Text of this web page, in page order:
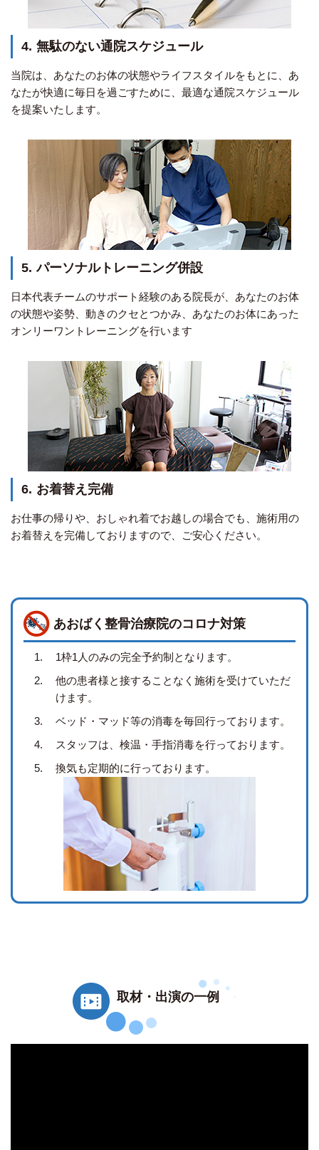
4. 無駄のない通院スケジュール
当院は、あなたのお体の状態やライフスタイルをもとに、あ
なたが快適に毎日を過ごすために、最適な通院スケジュール
を提案いたします。
5. パーソナルトレーニング併設
日本代表チームのサポート経験のある院長が、あなたのお体
の状態や姿勢、動きのクセとつかみ、あなたのお体にあった
オンリーワントレーニングを行います
6. お着替え完備
お仕事の帰りや、おしゃれ着でお越しの場合でも、施術用の
お着替えを完備しておりますので、ご安心ください。
あおばく整骨治療院のコロナ対策
1.
1枠1人のみの完全予約制となります。
2.
他の患者様と接することなく施術を受けていただ
けます。
3.
ベッド・マッド等の消毒を毎回行っております。
4.
スタッフは、検温・手指消毒を行っております。
5.
換気も定期的に行っております。
取材・出演の一例